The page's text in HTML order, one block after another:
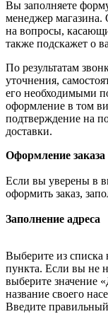
Вы заполняете
менеджер магазина.
на вопросы,
также подскажет о
По результатам
уточнения,
его необходимыми
оформление в том
подтверждение на
доставки.
Оформление
Если вы уверены в
оформить заказ,
Заполнение адреса
Выберите из списка
пункта. Если вы не
выберите значение
название своего
Введите